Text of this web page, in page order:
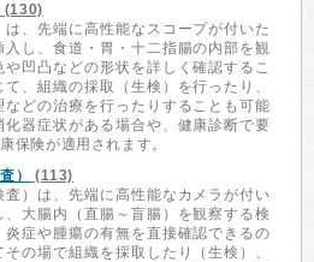
(130)
、先端に高性能なスコープが付いた
し、食道・胃・十二指腸の内部を観
凹凸などの形状を詳しく確認するこ
、組織の採取（生検）を行ったり、
どの治療を行ったりすることも可能
器症状がある場合や、健康診断で要
保険が適用されます。
）
(113)
）は、先端に高性能なカメラが付い
大腸内（直腸～盲腸）を観察する検
症や腫瘍の有無を直接確認できるの
の場で組織を採取したり（生検）、